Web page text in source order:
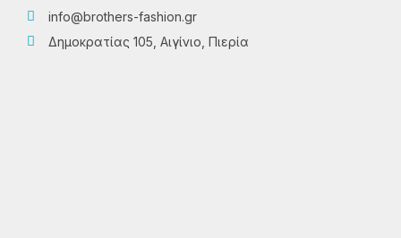
info@brothers-fashion.gr
Δημοκρατίας 105, Αιγίνιο, Πιερία